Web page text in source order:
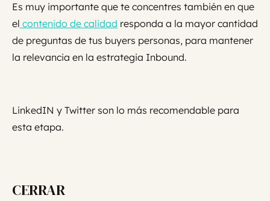
Es muy importante que te concentres también en que
el contenido de calidad responda a la mayor cantidad
de preguntas de tus buyers personas, para mantener
la relevancia en la estrategia Inbound.
LinkedIN y Twitter son lo más recomendable para
esta etapa.
CERRAR